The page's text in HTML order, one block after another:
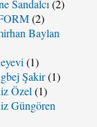
Sandalcı (2)
(2)
Baylan
(1)
Şakir(1)
Özel (1)
Güngören